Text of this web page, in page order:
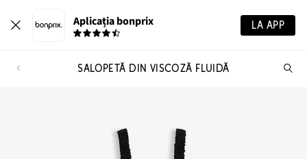
Aplicația bonprix LA APP
SALOPETĂ DIN VISCOZĂ FLUIDĂ